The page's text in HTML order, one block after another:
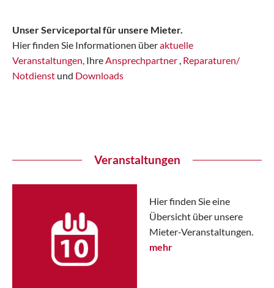
Unser Serviceportal für unsere Mieter.
Hier finden Sie Informationen überaktuelle
Veranstaltungen, IhreAnsprechpartner , Reparaturen/
Notdienst und Downloads
Veranstaltungen
Hier finden Sie eine
Übersicht über unsere
Mieter-Veranstaltungen.
mehr